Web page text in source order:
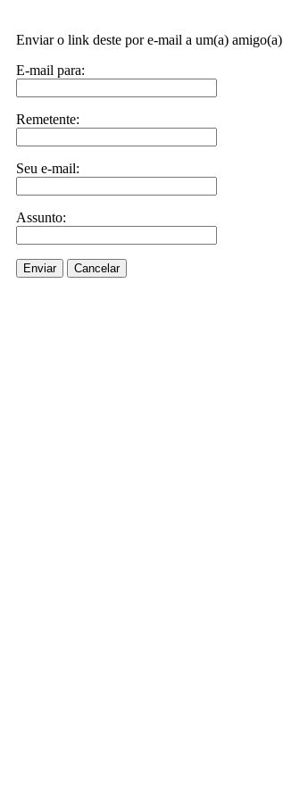
Enviar o link deste por e-mail a um(a) amigo(a)
E-mail para:
Remetente:
Seu e-mail:
Assunto:
Enviar Cancelar